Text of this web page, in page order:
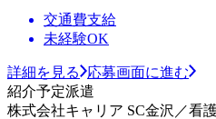
交通費支給
未経験OK
詳細を見る
応募画面に進む
紹介予定派遣
株式会社キャリア SC金沢／看